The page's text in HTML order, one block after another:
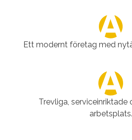
Ett modernt företag med
Trevliga, serviceinriktade
arbetsplats.